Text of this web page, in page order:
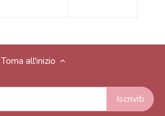
Torna all'inizio